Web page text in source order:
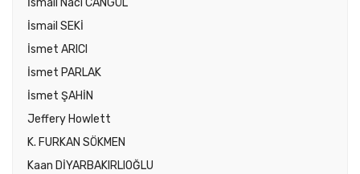
İsmail Naci CANGÜL
İsmail SEKİ
İsmet ARICI
İsmet PARLAK
İsmet ŞAHİN
Jeffery Howlett
K. FURKAN SÖKMEN
Kaan DİYARBAKIRLIOĞLU